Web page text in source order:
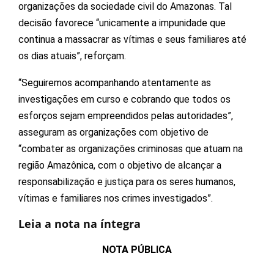
organizações da sociedade civil do Amazonas. Tal
decisão favorece “unicamente a impunidade que
continua a massacrar as vítimas e seus familiares até
os dias atuais”, reforçam.
“Seguiremos acompanhando atentamente as
investigações em curso e cobrando que todos os
esforços sejam empreendidos pelas autoridades”,
asseguram as organizações com objetivo de
“combater as organizações criminosas que atuam na
região Amazônica, com o objetivo de alcançar a
responsabilização e justiça para os seres humanos,
vítimas e familiares nos crimes investigados”.
Leia a nota na íntegra
NOTA PÚBLICA